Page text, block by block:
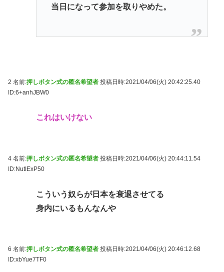
当日になって参加を取りやめた。
2 名前:押しボタン式の匿名希望者 投稿日時:2021/04/06(火) 20:42:25.40
ID:6+anhJBW0
これはいけない
4 名前:押しボタン式の匿名希望者 投稿日時:2021/04/06(火) 20:44:11.54
ID:NutIExP50
こういう奴らが日本を衰退させてる
身内にいるもんなんや
6 名前:押しボタン式の匿名希望者 投稿日時:2021/04/06(火) 20:46:12.68
ID:xbYue7TF0